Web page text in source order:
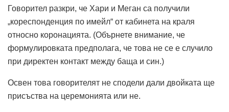
Говорител разкри, че Хари и Меган са получили
„кореспонденция по имейл“ от кабинета на краля
относно коронацията. (Обърнете внимание, че
формулировката предполага, че това не се е случило
при директен контакт между баща и син.)
Освен това говорителят не сподели дали двойката ще
присъства на церемонията или не.